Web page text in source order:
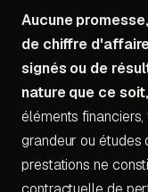
Aucune
de chiffre
signés ou de
nature que ce
éléments
grandeur ou études
prestations ne